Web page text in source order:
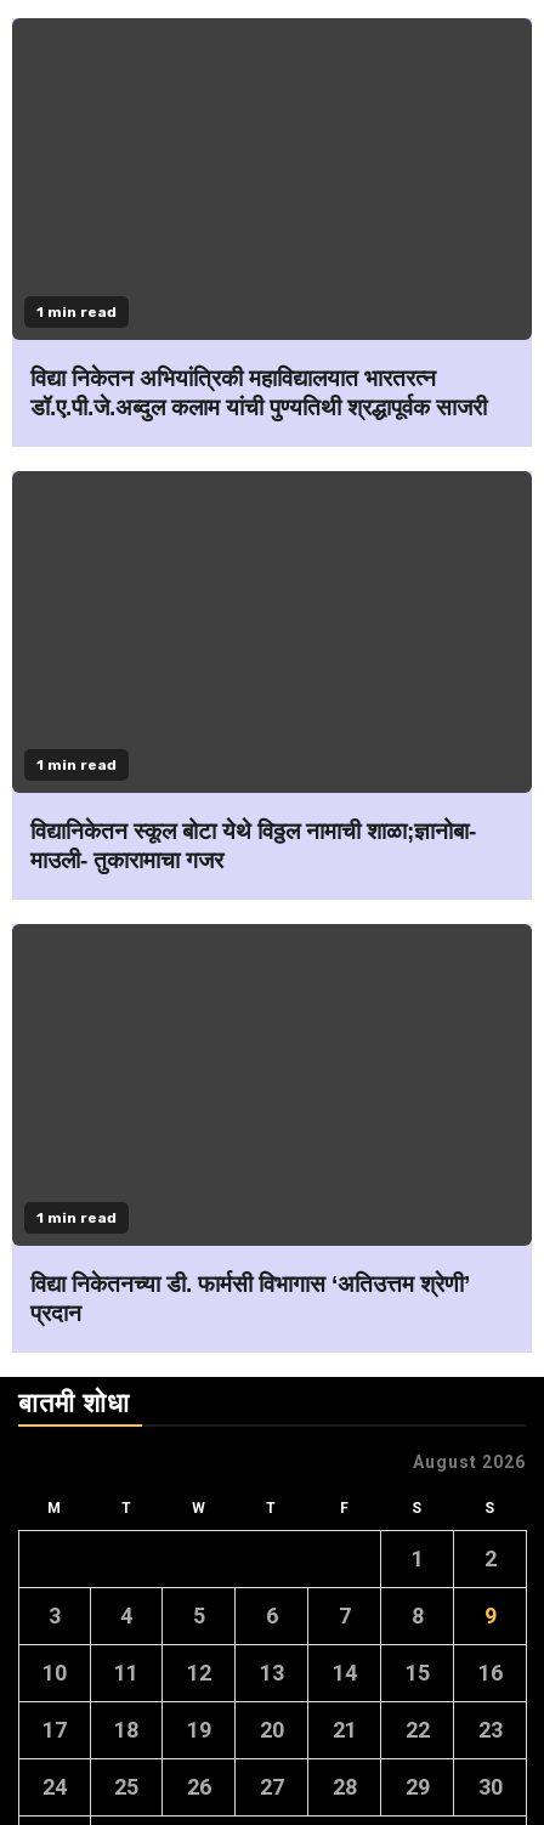
1 min read
विद्या निकेतन अभियांत्रिकी महाविद्यालयात भारतरत्न
डॉ.ए.पी.जे.अब्दुल कलाम यांची पुण्यतिथी श्रद्धापूर्वक साजरी
1 min read
विद्यानिकेतन स्कूल बोटा येथे विठ्ठल नामाची शाळा;ज्ञानोबा-
माउली- तुकारामाचा गजर
1 min read
विद्या निकेतनच्या डी. फार्मसी विभागास ‘अतिउत्तम श्रेणी’
प्रदान
बातमी शोधा
August 2026
M T W T F S S
1 2
3 4 5 6 7 8 9
10 11 12 13 14 15 16
17 18 19 20 21 22 23
24 25 26 27 28 29 30